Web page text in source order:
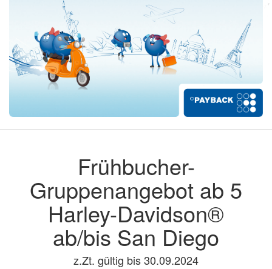
Frühbucher-
Gruppenangebot ab 5
Harley-Davidson®
ab/bis San Diego
z.Zt. gültig bis 30.09.2024